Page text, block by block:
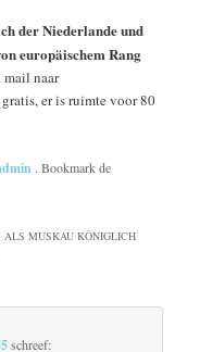
der Niederlande und
europäischem Rang
mail naar
gratis, er is ruimte voor 80
. Bookmark de
ALS MUSKAU KÖNIGLICH
schreef: